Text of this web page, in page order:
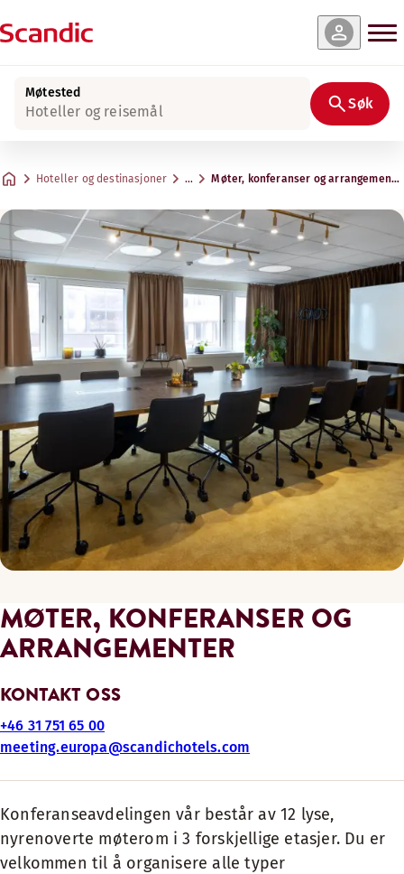
Møtested
Hoteller og reisemål Søk
Hoteller og destinasjoner … Møter, konferanser og
MØTER, KONFERANSER OG
ARRANGEMENTER
KONTAKT OSS
+46 31 751 65 00
meeting.europa@scandichotels.com
Konferanseavdelingen vår består av 12 lyse,
nyrenoverte møterom i 3 forskjellige etasjer. Du er
velkommen til å organisere alle typer